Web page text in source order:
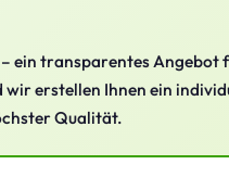
ein transparentes Angebot
wir erstellen Ihnen ein
Qualität.